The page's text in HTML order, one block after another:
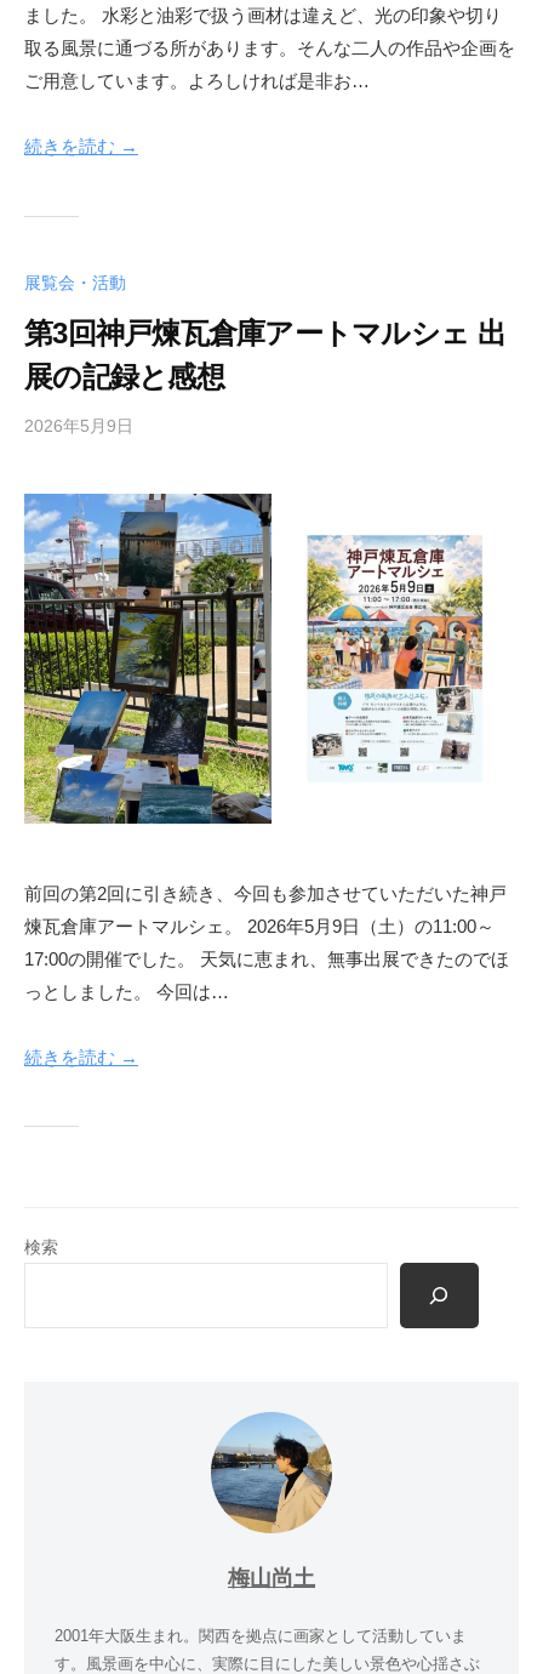
ました。 水彩と油彩で扱う画材は違えど、光の印象や切り
取る風景に通づる所があります。⁡そんな二人の作品や企画を
ご用意しています。よろしければ是非お…
続きを読む →
展覧会・活動
第3回神戸煉瓦倉庫アートマルシェ 出
展の記録と感想
2026年5月9日
山
尚
前回の第2回に引き続き、今回も参加させていただいた神戸
煉瓦倉庫アートマルシェ。 2026年5月9日（土）の11:00～
17:00の開催でした。 天気に恵まれ、無事出展できたのでほ
っとしました。 今回は…
続きを読む →
検索
梅山尚土
2001年大阪生まれ。関西を拠点に画家として活動していま
す。風景画を中心に、実際に目にした美しい景色や心揺さぶ